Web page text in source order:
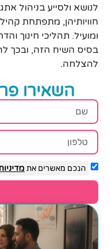
לנושא ולסייע בניהול
חוויותיהן, מתפתחת
ומועיל. תהליכי חינוך
בסיס השיח הזה, ובכך
להצלחה.
השאירו
הנכם מאשרים את